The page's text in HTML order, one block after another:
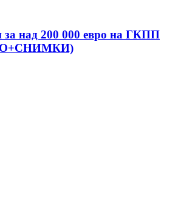
за над 200 000 евро на ГКПП